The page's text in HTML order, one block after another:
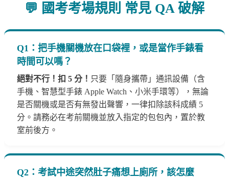
💬 國考考場規則 常見 QA 破解
Q1：把手機關機放在口袋裡，或是當作手錶看
時間可以嗎？
絕對不行！扣 5 分！ 只要「隨身攜帶」通訊設備（含
手機、智慧型手錶 Apple Watch、小米手環等），無論
是否關機或是否有無發出聲響，一律扣除該科成績 5
分。請務必在考前關機並放入指定的包包內，置於教
室前後方。
Q2：考試中途突然肚子痛想上廁所，該怎麼